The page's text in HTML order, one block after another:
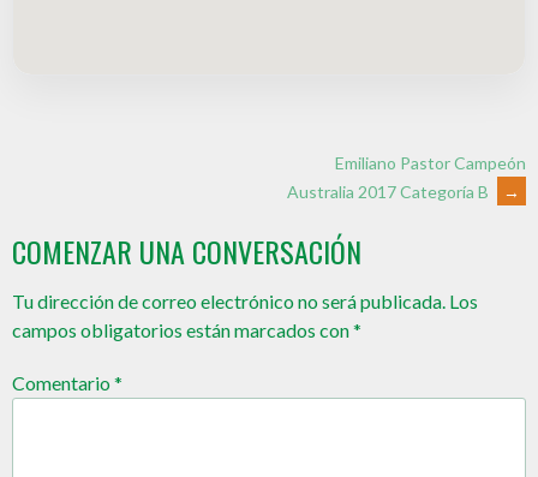
Emiliano Pastor Campeón
Australia 2017 Categoría B
→
COMENZAR UNA CONVERSACIÓN
Tu dirección de correo electrónico no será publicada. Los
campos obligatorios están marcados con*
Comentario*